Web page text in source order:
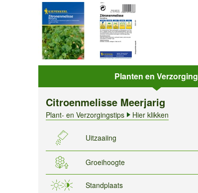
Planten en Verzorging
Citroenmelisse Meerjarig
Plant- en Verzorgingstips Hier klikken
Uitzaaiing
Groeihoogte
Standplaats